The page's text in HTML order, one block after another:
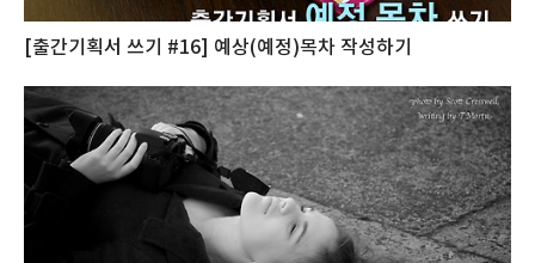
[출간기획서 쓰기 #16] 예상(예정)목차 작성하기